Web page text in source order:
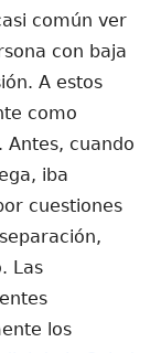
común ver
con baja
A estos
como
Antes, cuando
iba
cuestiones
Las
los